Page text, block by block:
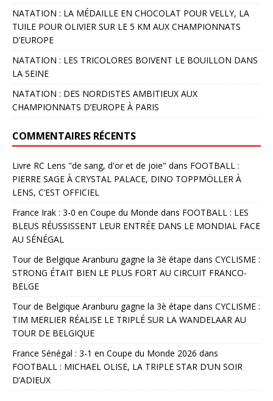
NATATION : LA MÉDAILLE EN CHOCOLAT POUR VELLY, LA
TUILE POUR OLIVIER SUR LE 5 KM AUX CHAMPIONNATS
D’EUROPE
NATATION : LES TRICOLORES BOIVENT LE BOUILLON DANS
LA SEINE
NATATION : DES NORDISTES AMBITIEUX AUX
CHAMPIONNATS D’EUROPE À PARIS
COMMENTAIRES RÉCENTS
Livre RC Lens "de sang, d'or et de joie" dans FOOTBALL :
PIERRE SAGE À CRYSTAL PALACE, DINO TOPPMÖLLER À
LENS, C’EST OFFICIEL
France Irak : 3-0 en Coupe du Monde dans FOOTBALL : LES
BLEUS RÉUSSISSENT LEUR ENTRÉE DANS LE MONDIAL FACE
AU SÉNÉGAL
Tour de Belgique Aranburu gagne la 3è étape dans CYCLISME :
STRONG ÉTAIT BIEN LE PLUS FORT AU CIRCUIT FRANCO-
BELGE
Tour de Belgique Aranburu gagne la 3è étape dans CYCLISME :
TIM MERLIER RÉALISE LE TRIPLÉ SUR LA WANDELAAR AU
TOUR DE BELGIQUE
France Sénégal : 3-1 en Coupe du Monde 2026 dans
FOOTBALL : MICHAEL OLISE, LA TRIPLE STAR D’UN SOIR
D’ADIEUX